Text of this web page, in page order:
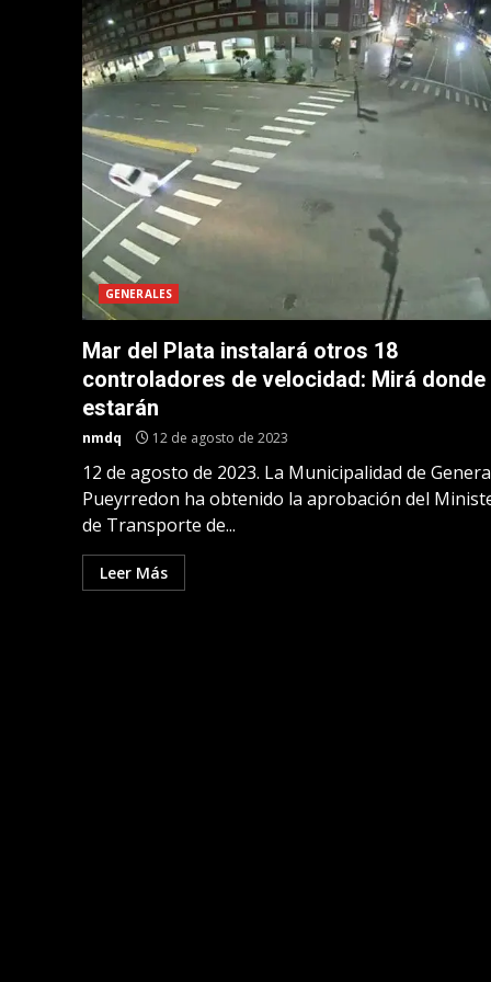
GENERALES
Mar del Plata instalará otros 18
controladores de velocidad: Mirá donde
estarán
nmdq 12 de agosto de 2023
12 de agosto de 2023. La Municipalidad de
Pueyrredon ha obtenido la aprobación del
de Transporte de...
Leer Más